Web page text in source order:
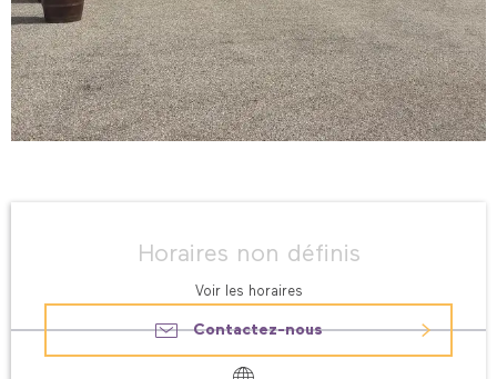
Horaires non définis
Voir les horaires
Contactez-nous